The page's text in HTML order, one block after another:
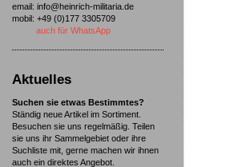
email: info@heinrich-militaria.de
mobil: +49 (0)177 3305709
auch für WhatsApp
Aktuelles
Suchen sie etwas Bestimmtes?
Ständig neue Artikel im Sortiment.
Besuchen sie uns regelmäßig. Teilen
sie uns ihr Sammelgebiet oder ihre
Suchliste mit, gerne machen wir ihnen
auch ein direktes Angebot.